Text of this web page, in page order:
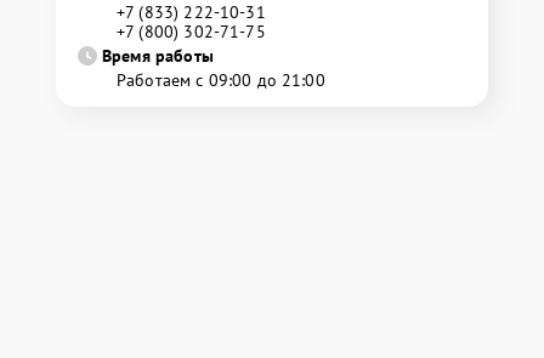
+7 (833) 222-10-31
+7 (800) 302-71-75
Время работы
Работаем с 09:00 до 21:00